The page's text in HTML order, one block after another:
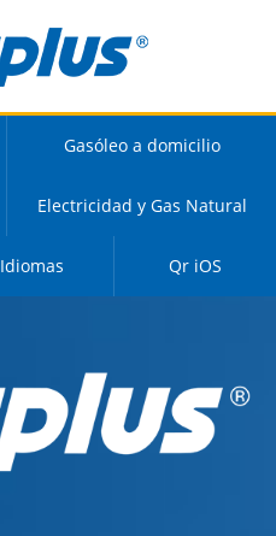
Gasóleo a domicilio
Electricidad y Gas Natural
Idiomas Qr iOS